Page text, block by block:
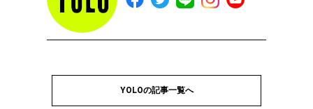
YOLOの記事一覧へ